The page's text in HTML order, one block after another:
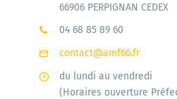
66906 PERPIGNAN CEDEX
04 68 85 89 60
contact@amf66.fr
du lundi au vendredi
(Horaires ouverture